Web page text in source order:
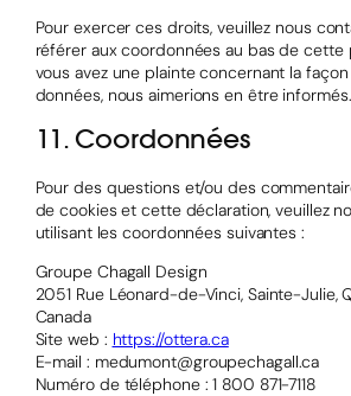
Pour exercer ces droits, veuillez nous
référer aux coordonnées au bas de cette
vous avez une plainte concernant la
données, nous aimerions en être informés.
11. Coordonnées
Pour des questions et/ou des
de cookies et cette déclaration, veuillez
utilisant les coordonnées suivantes :
Groupe Chagall Design
2051 Rue Léonard-de-Vinci, Sainte-Julie,
Canada
Site web : https://ottera.ca
E-mail : medumont@groupechagall.ca
Numéro de téléphone : 1 800 871-7118